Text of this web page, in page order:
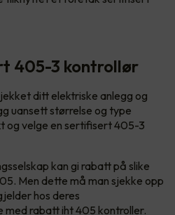
405-3 kontrollør
ditt elektriske anlegg og
uansett størrelse og type
og velge en sertifisert 405-3
kan gi rabatt på slike
Men dette må man sjekke opp
hos deres
med rabatt iht 405 kontroller.